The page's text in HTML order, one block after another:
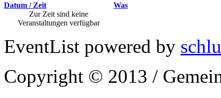
Datum / Zeit
Was
Zur Zeit sind keine
Veranstaltungen verfügbar
EventList powered by
Copyright © 2013 /